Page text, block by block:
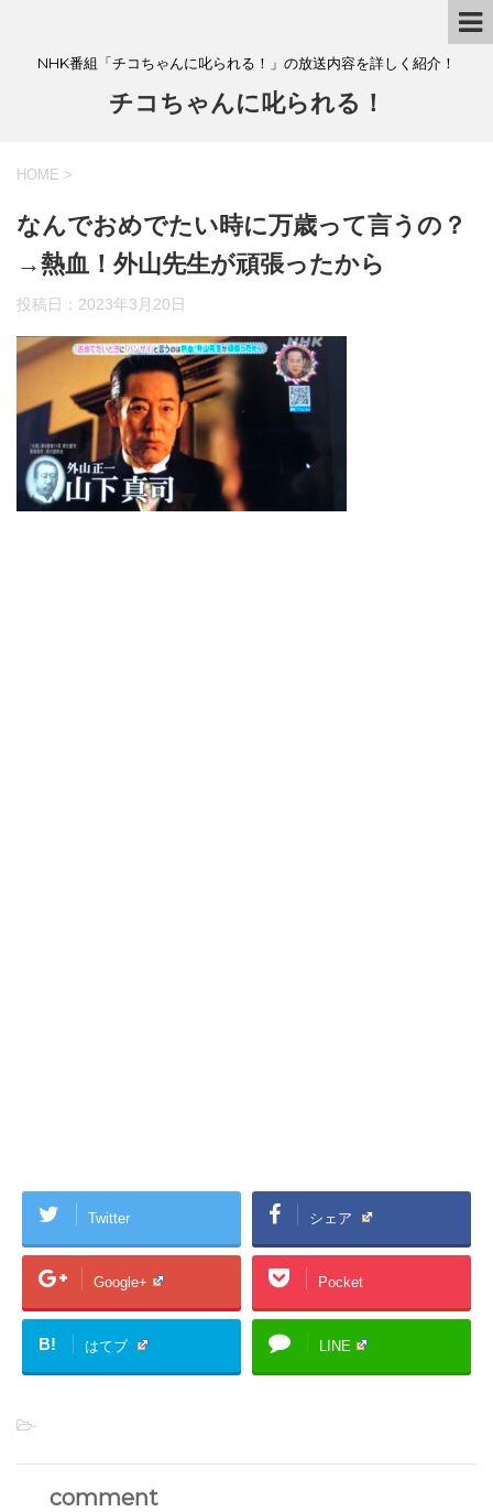
NHK番組「チコちゃんに叱られる！」の放送内容を詳しく紹介！
チコちゃんに叱られる！
HOME >
なんでおめでたい時に万歳って言うの？
→熱血！外山先生が頑張ったから
投稿日： 2023年3月20日
Twitter シェア
Google+ Pocket
B! はてブ LINE
-
comment